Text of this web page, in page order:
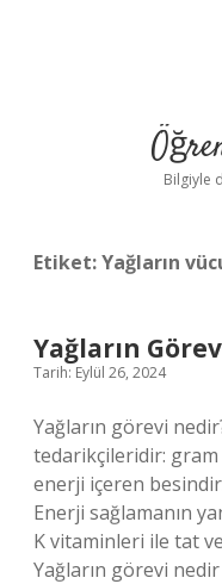
Bilgiyle
Etiket:Yağların
Yağların
Tarih: Eylül 26, 2024
Yağların görevi
tedarikçileridir: gram
enerji içeren
Enerji sağlamanın
K vitaminleri ile tat
Yağların görevi nedir